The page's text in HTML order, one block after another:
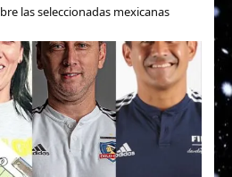
las seleccionadas mexicanas